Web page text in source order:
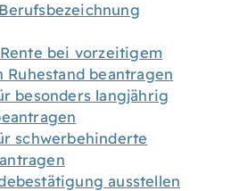
bei vorzeitigem
beantragen
besonders langjährig
schwerbehinderte
ausstellen